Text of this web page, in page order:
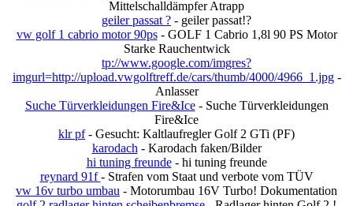
Mittelschalldämpfer Atrapp
geiler passat ? - geiler passat!?
vw golf 1 cabrio motor 90ps- GOLF 1 Cabrio 1,8l 90 PS Motor
Starke Rauchentwick
tp://www.google.com/imgres?
imgurl=http://upload.vwgolftreff.de/cars/thumb/4000/4966_1.jpg-
Anlasser
Suche Türverkleidungen Fire&Ice- Suche Türverkleidungen
Fire&Ice
klr pf- Gesucht: Kaltlaufregler Golf 2 GTi (PF)
karodach - Karodach faken/Bilder
hi tuning freunde- hi tuning freunde
reynard 91f- Strafen vom Staat und verbote vom TÜV
vw 16v turbo umbau - Motorumbau 16V Turbo! Dokumentation